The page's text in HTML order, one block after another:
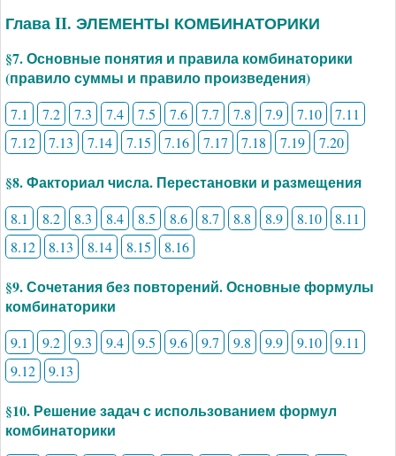
Глава II. ЭЛЕМЕНТЫ КОМБИНАТОРИКИ
§7. Основные понятия и правила комбинаторики
(правило суммы и правило произведения)
7.1 7.2 7.3 7.4 7.5 7.6 7.7 7.8 7.9 7.10
7.11
7.12
7.13 7.14 7.15 7.16 7.17 7.18 7.19 7.20
§8. Факториал числа. Перестановки и размещения
8.1 8.2 8.3 8.4 8.5 8.6 8.7 8.8 8.9 8.10
8.11
8.12
8.13 8.14 8.15 8.16
§9. Сочетания без повторений. Основные формулы
комбинаторики
9.1 9.2 9.3 9.4 9.5 9.6 9.7 9.8 9.9 9.10
9.11
9.12
9.13
§10. Решение задач с использованием формул
комбинаторики